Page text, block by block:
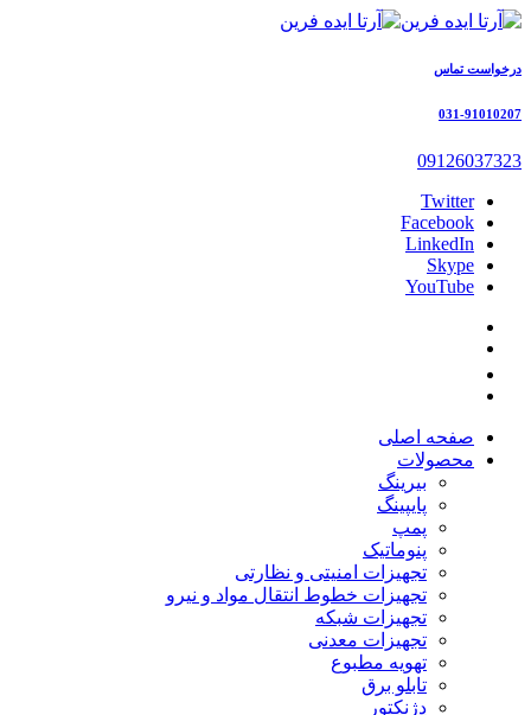
درخواست تماس
031-91010207
09126037323
Twitter
Facebook
LinkedIn
Skype
YouTube
صفحه اصلی
محصولات
بیرینگ
پایپینگ
پمپ
پنوماتیک
تجهیزات امنیتی و نظارتی
تجهیزات خطوط انتقال مواد و نیرو
تجهیزات شبکه
تجهیزات معدنی
تهویه مطبوع
تابلو برق
دژنکتور